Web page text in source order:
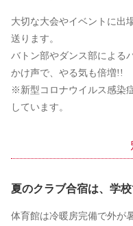
大切な大会やイベントに出
送ります。
バトン部やダンス部による
かけ声で、やる気も倍増!!
※新型コロナウイルス感染
しています。
夏のクラブ合宿は、学
体育館は冷暖房完備で外が